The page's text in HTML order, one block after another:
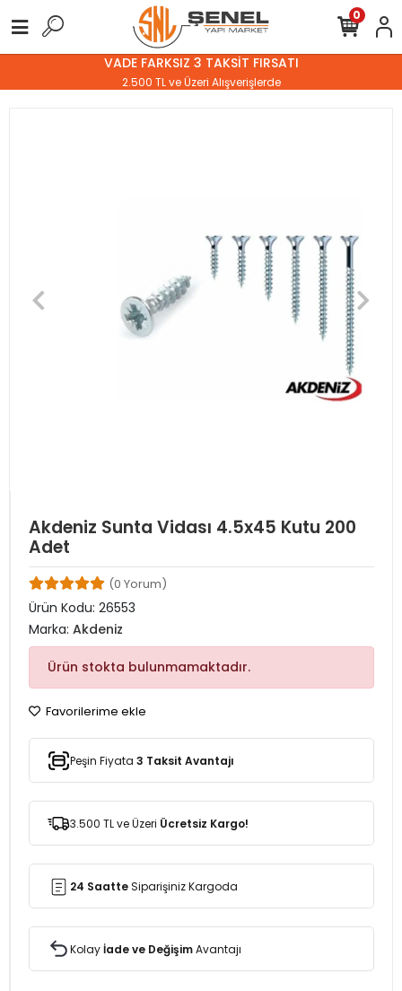
VADE FARKSIZ 3 TAKSİT FIRSATI
2.500 TL ve Üzeri Alışverişlerde
0
Akdeniz Sunta Vidası 4.5x45 Kutu 200
Adet
(0 Yorum)
Ürün Kodu: 26553
Marka: Akdeniz
Ürün stokta bulunmamaktadır.
Favorilerime ekle
Peşin Fiyata 3 Taksit Avantajı
3.500 TL ve Üzeri Ücretsiz Kargo!
24 SaatteSiparişiniz Kargoda
Kolayİade ve DeğişimAvantajı